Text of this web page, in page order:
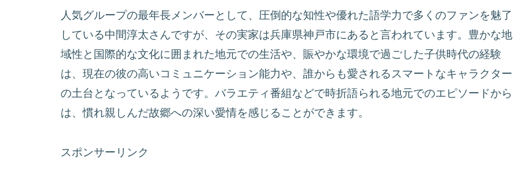
人気グループの最年長メンバーとして、圧倒的な知性や優れた語学力で多くのファンを魅了
している中間淳太さんですが、その実家は兵庫県神戸市にあると言われています。豊かな地
域性と国際的な文化に囲まれた地元での生活や、賑やかな環境で過ごした子供時代の経験
は、現在の彼の高いコミュニケーション能力や、誰からも愛されるスマートなキャラクター
の土台となっているようです。バラエティ番組などで時折語られる地元でのエピソードから
は、慣れ親しんだ故郷への深い愛情を感じることができます。
スポンサーリンク